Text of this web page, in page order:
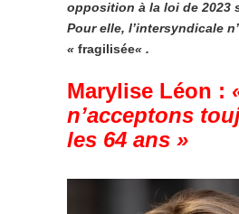
opposition à la loi de 2023
Pour elle, l’intersyndicale
« fragilisée« .
Marylise Léon :
n’acceptons
les 64 ans »